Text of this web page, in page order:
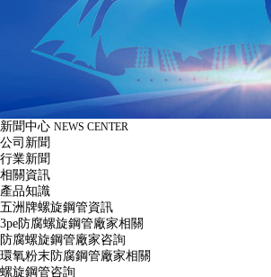
新聞中心 NEWS CENTER
公司新聞
行業新聞
相關資訊
產品知識
五洲牌螺旋鋼管資訊
3pe防腐螺旋鋼管廠家相關
防腐螺旋鋼管廠家咨詢
環氧粉末防腐鋼管廠家相關
螺旋鋼管咨詢